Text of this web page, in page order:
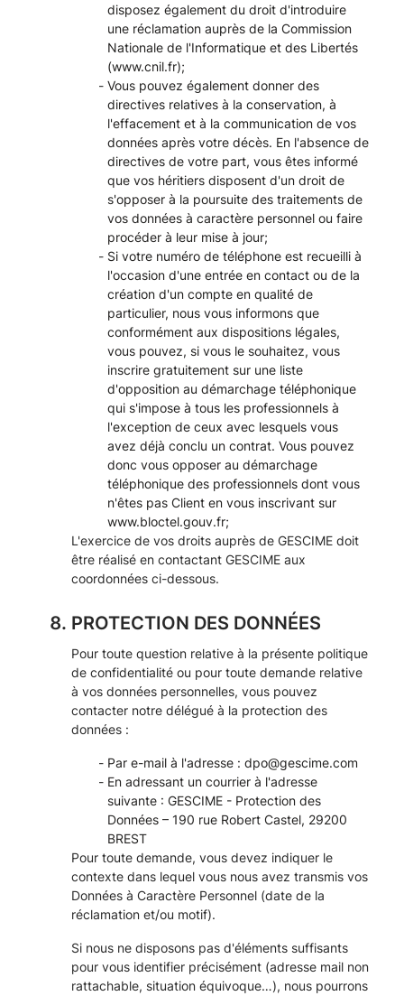
disposez également du droit d'introduire
une réclamation auprès de la Commission
Nationale de l'Informatique et des Libertés
(www.cnil.fr);
Vous pouvez également donner des
directives relatives à la conservation, à
l'effacement et à la communication de vos
données après votre décès. En l'absence de
directives de votre part, vous êtes informé
que vos héritiers disposent d'un droit de
s'opposer à la poursuite des traitements de
vos données à caractère personnel ou faire
procéder à leur mise à jour;
Si votre numéro de téléphone est recueilli à
l'occasion d'une entrée en contact ou de la
création d'un compte en qualité de
particulier, nous vous informons que
conformément aux dispositions légales,
vous pouvez, si vous le souhaitez, vous
inscrire gratuitement sur une liste
d'opposition au démarchage téléphonique
qui s'impose à tous les professionnels à
l'exception de ceux avec lesquels vous
avez déjà conclu un contrat. Vous pouvez
donc vous opposer au démarchage
téléphonique des professionnels dont vous
n'êtes pas Client en vous inscrivant sur
www.bloctel.gouv.fr;
L'exercice de vos droits auprès de GESCIME doit
être réalisé en contactant GESCIME aux
coordonnées ci-dessous.
PROTECTION DES DONNÉES
Pour toute question relative à la présente politique
de confidentialité ou pour toute demande relative
à vos données personnelles, vous pouvez
contacter notre délégué à la protection des
données :
Par e-mail à l'adresse : dpo@gescime.com
En adressant un courrier à l'adresse
suivante : GESCIME - Protection des
Données – 190 rue Robert Castel, 29200
BREST
Pour toute demande, vous devez indiquer le
contexte dans lequel vous nous avez transmis vos
Données à Caractère Personnel (date de la
réclamation et/ou motif).
Si nous ne disposons pas d'éléments suffisants
pour vous identifier précisément (adresse mail non
rattachable, situation équivoque…), nous pourrons